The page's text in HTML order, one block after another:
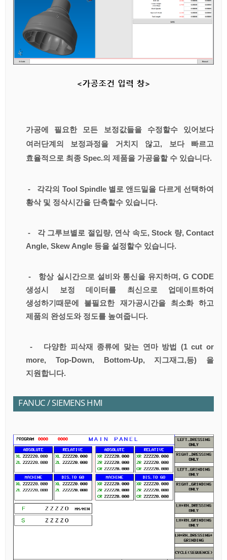
가공에 필요한 모든 보정값들을 수정할수 있어보다
여러단계의 보정과정을 거치지 않고, 보다 빠르고
효율적으로 최종 Spec.의 제품을 가공을할 수 있습니다.
- 각각의 Tool Spindle 별로 앤드밀을 다르게 선택하여
황삭 및 정삭시간을 단축할수 있습니다.
- 각 그루브별로 절입량, 연삭 속도, Stock 량, Contact
Angle, Skew Angle 등을 설정할수 있습니다.
- 항상 실시간으로 설비와 통신을 유지하며, G CODE
생성시 보정 데이터를 최신으로 업데이트하여
생성하기때문에 불필요한 재가공시간을 최소화 하고
제품의 완성도와 정도를 높여줍니다.
- 다양한 피삭재 종류에 맞는 연마 방법 (1 cut or
more, Top-Down, Bottom-Up, 지그재그,등) 을
지원합니다.
FANUC / SIEMENS HMI